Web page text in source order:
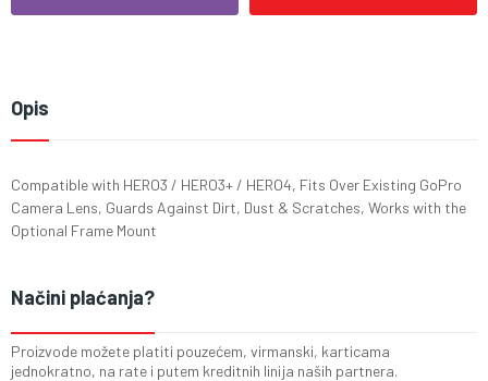
Opis
Compatible with HERO3 / HERO3+ / HERO4, Fits Over Existing GoPro
Camera Lens, Guards Against Dirt, Dust & Scratches, Works with the
Optional Frame Mount
Načini plaćanja?
Proizvode možete platiti pouzećem, virmanski, karticama
jednokratno, na rate i putem kreditnih linija naših partnera.